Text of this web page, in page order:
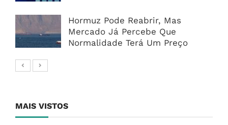
Hormuz Pode Reabrir, Mas
Mercado Já Percebe Que
Normalidade Terá Um Preço
MAIS VISTOS